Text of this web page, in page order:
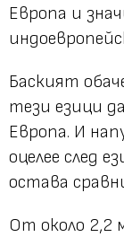
Европа и
Баският
тези езици
Европа. И
оцелее след
остава
От около 2,2